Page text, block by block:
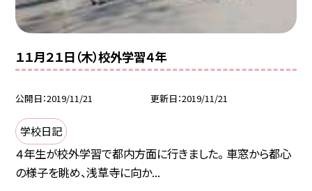
１１月２１日（木）校外学習４年
公開日 2019/11/21 更新日 2019/11/21
学校日記
４年生が校外学習で都内方面に行きました。 車窓から都心
の様子を眺め、浅草寺に向か...